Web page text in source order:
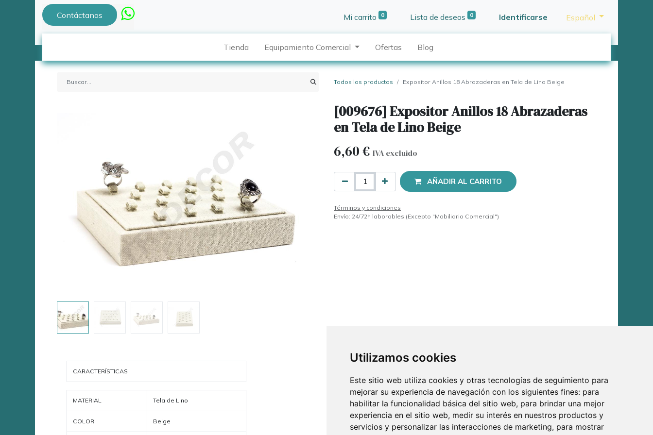
Utilizamos cookies
Este sitio web utiliza cookies y otras tecnologías de seguimiento para
mejorar su experiencia de navegación con los siguientes fines: para
habilitar la funcionalidad básica del sitio web, para brindar una mejor
experiencia en el sitio web, medir su interés en nuestros productos y
servicios y personalizar las interacciones de marketing, para mostrar
Contáctanos Mi carrito 0 Lista de deseos 0 Identificarse Español
Tienda Equipamiento Comercial Ofertas Blog
Todos los productos Expositor Anillos 18 Abrazaderas en Tela de Lino Beige
[009676] Expositor Anillos 18 Abrazaderas
en Tela de Lino Beige
6,60€ IVA excluido
AÑADIR AL CARRITO
Términos y condiciones
Envío: 24/72h laborables (Excepto "Mobiliario Comercial")
CARACTERÍSTICAS
MATERIAL Tela de Lino
COLOR Beige